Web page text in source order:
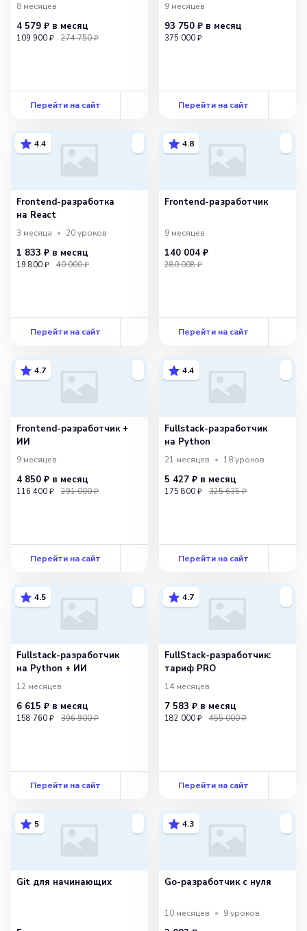
8 месяцев
4 579 ₽ в месяц
109 900 ₽ 274 750 ₽
Перейти на сайт
9 месяцев
93 750 ₽ в месяц
375 000 ₽
Перейти на сайт
4.4
Frontend-разработка
на React
3 месяца 20уроков
1 833 ₽ в месяц
19 800 ₽ 40 000 ₽
Перейти на сайт
4.8
Frontend-разработчик
9 месяцев
140 004 ₽
280 008 ₽
Перейти на сайт
4.7
Frontend-разработчик +
ИИ
9 месяцев
4 850 ₽ в месяц
116 400 ₽ 291 000 ₽
Перейти на сайт
4.4
Fullstack-разработчик
на Python
21 месяцев 18уроков
5 427 ₽ в месяц
175 800 ₽ 325 635 ₽
Перейти на сайт
4.5
Fullstack-разработчик
на Python + ИИ
12 месяцев
6 615 ₽ в месяц
158 760 ₽ 396 900 ₽
Перейти на сайт
4.7
FullStack-разработчик:
тариф PRO
14 месяцев
7 583 ₽ в месяц
182 000 ₽ 455 000 ₽
Перейти на сайт
5
Git для начинающих
4.3
Go-разработчик с нуля
10 месяцев 9уроков